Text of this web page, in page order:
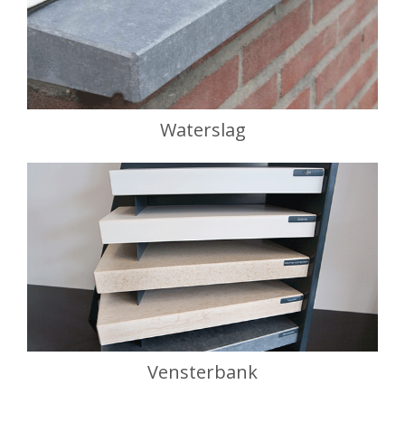
Waterslag
Vensterbank